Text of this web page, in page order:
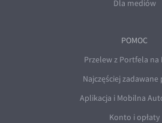
Dla mediów
POMOC
Przelew z Portfela na
Najczęściej zadawane
Aplikacja i Mobilna
Konto i opłaty